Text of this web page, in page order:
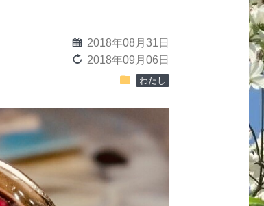
calendar 2018年08月31日
reload 2018年09月06日
folder わたし